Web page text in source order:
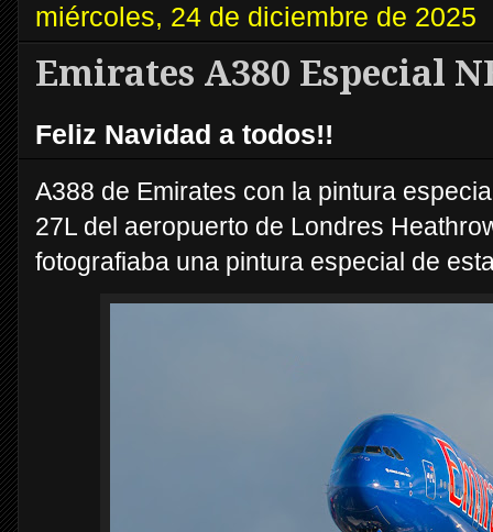
miércoles, 24 de diciembre de 2025
Emirates A380 Especial
Feliz Navidad a todos!!
A388 de Emirates con la pintura
27L del aeropuerto de Londres
fotografiaba una pintura especial de